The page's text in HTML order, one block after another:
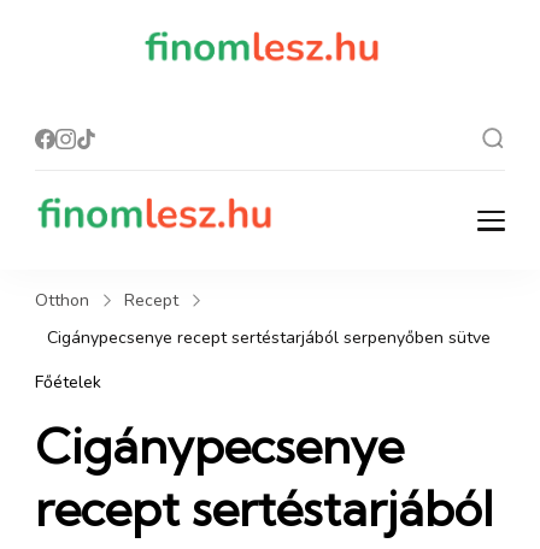
finomlesz.hu
Recept, ami finom lesz.
Otthon
Recept
Cigánypecsenye recept sertéstarjából serpenyőben sütve
Főételek
Cigánypecsenye
recept sertéstarjából